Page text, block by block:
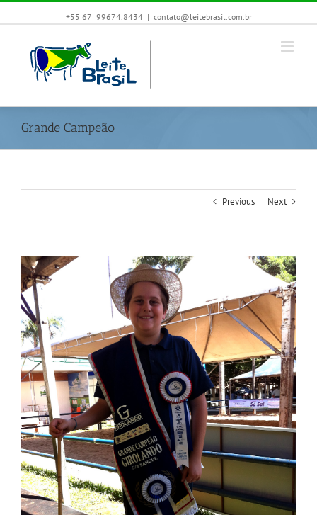
+55|67| 99674.8434 | contato@leitebrasil.com.br
Grande Campeão
Previous Next
View
Larger
Image